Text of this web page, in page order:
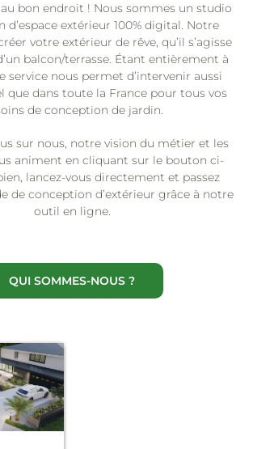
bon endroit ! Nous sommes un studio
d’espace extérieur 100% digital. Notre
votre extérieur de rêve, qu’il s’agisse
balcon/terrasse. Étant entièrement à
service nous permet d’intervenir aussi
que dans toute la France pour tous vos
de conception de jardin.
sur nous, notre vision du métier et les
animent en cliquant sur le bouton ci-
lancez-vous directement et passez
de conception d’extérieur grâce à notre
outil en ligne.
QUI SOMMES-NOUS ?